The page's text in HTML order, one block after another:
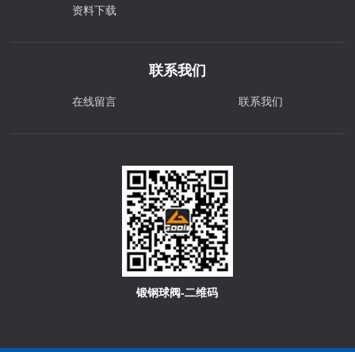
资料下载
联系我们
在线留言 联系我们
锻钢球阀-二维码